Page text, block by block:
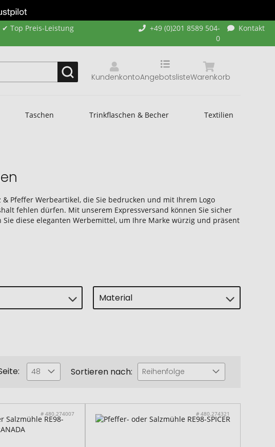
✔ Top Preis-Leistung
+49 (0)201 8589 504-
0
Kontakt
Kundenkonto Warenkorb
Angebotsliste
Taschen Trinkflaschen & Becher Textilien
Pfeffer Werbeartikel, die Sie bedrucken und mit Ihrem Logo
fehlen dürfen. Mit unserem Expressversand können Sie sicher
diese eleganten Werbemittel, um Ihre Marke würzig und präsent
Material
48 Sortieren nach: Reihenfolge
# 480.274007 # 480.274321